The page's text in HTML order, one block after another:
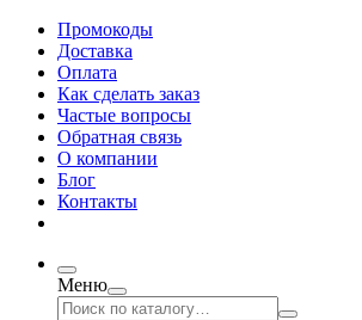
Промокоды
Доставка
Оплата
Как сделать заказ
Частые вопросы
Обратная связь
О компании
Блог
Контакты
Меню